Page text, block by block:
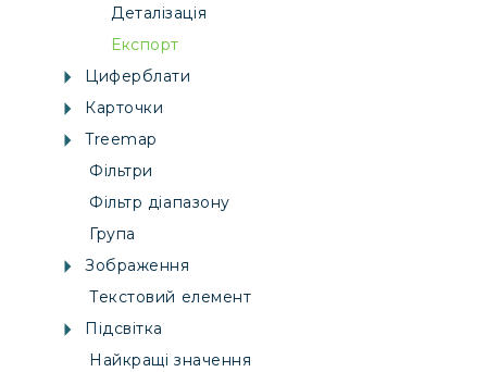
Деталізація
Експорт
Циферблати
Карточки
Treemap
Фільтри
Фільтр діапазону
Група
Зображення
Текстовий елемент
Підсвітка
Найкращі значення